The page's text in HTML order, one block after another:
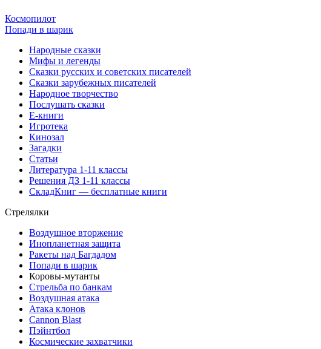
Космопилот
Попади в шарик
Народные сказки
Мифы и легенды
Сказки русских и советских писателей
Сказки зарубежных писателей
Народное творчество
Послушать сказки
Е-книги
Игротека
Кинозал
Загадки
Статьи
Литература 1-11 классы
Решения ДЗ 1-11 классы
СкладКниг — бесплатные книги
Стрелялки
Воздушное вторжение
Инопланетная защита
Ракеты над Багдадом
Попади в шарик
Коровы-мутанты
Стрельба по банкам
Воздушная атака
Атака клонов
Cannon Blast
Пэйнтбол
Космические захватчики